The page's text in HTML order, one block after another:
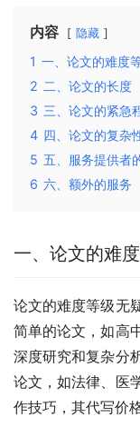
内容 隐藏
1 一、论文的难度
2 二、论文的长度
3 三、论文的紧急
4 四、论文的复杂
5 五、服务提供者
6 六、额外的服务
一、论文的难
论文的难度等级无
简单的论文，如高
深度研究和复杂分
论文，如法律、医
作技巧，其代写价